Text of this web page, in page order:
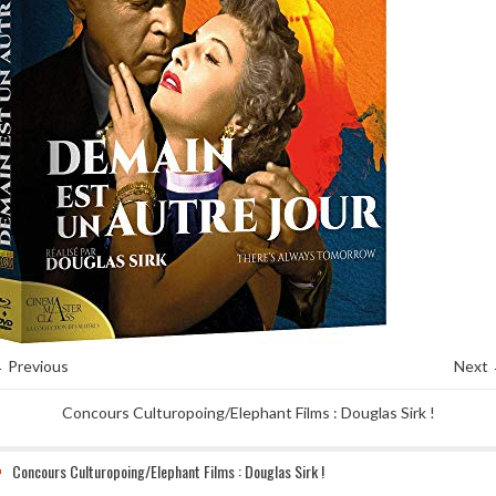
Next
Concours Culturopoing/Elephant Films : Douglas Sirk !
Concours Culturopoing/Elephant Films : Douglas Sirk !